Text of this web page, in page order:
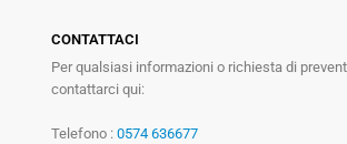
CONTATTACI
Per qualsiasi informazioni o richiesta di
contattarci qui:
Telefono : 0574 636677